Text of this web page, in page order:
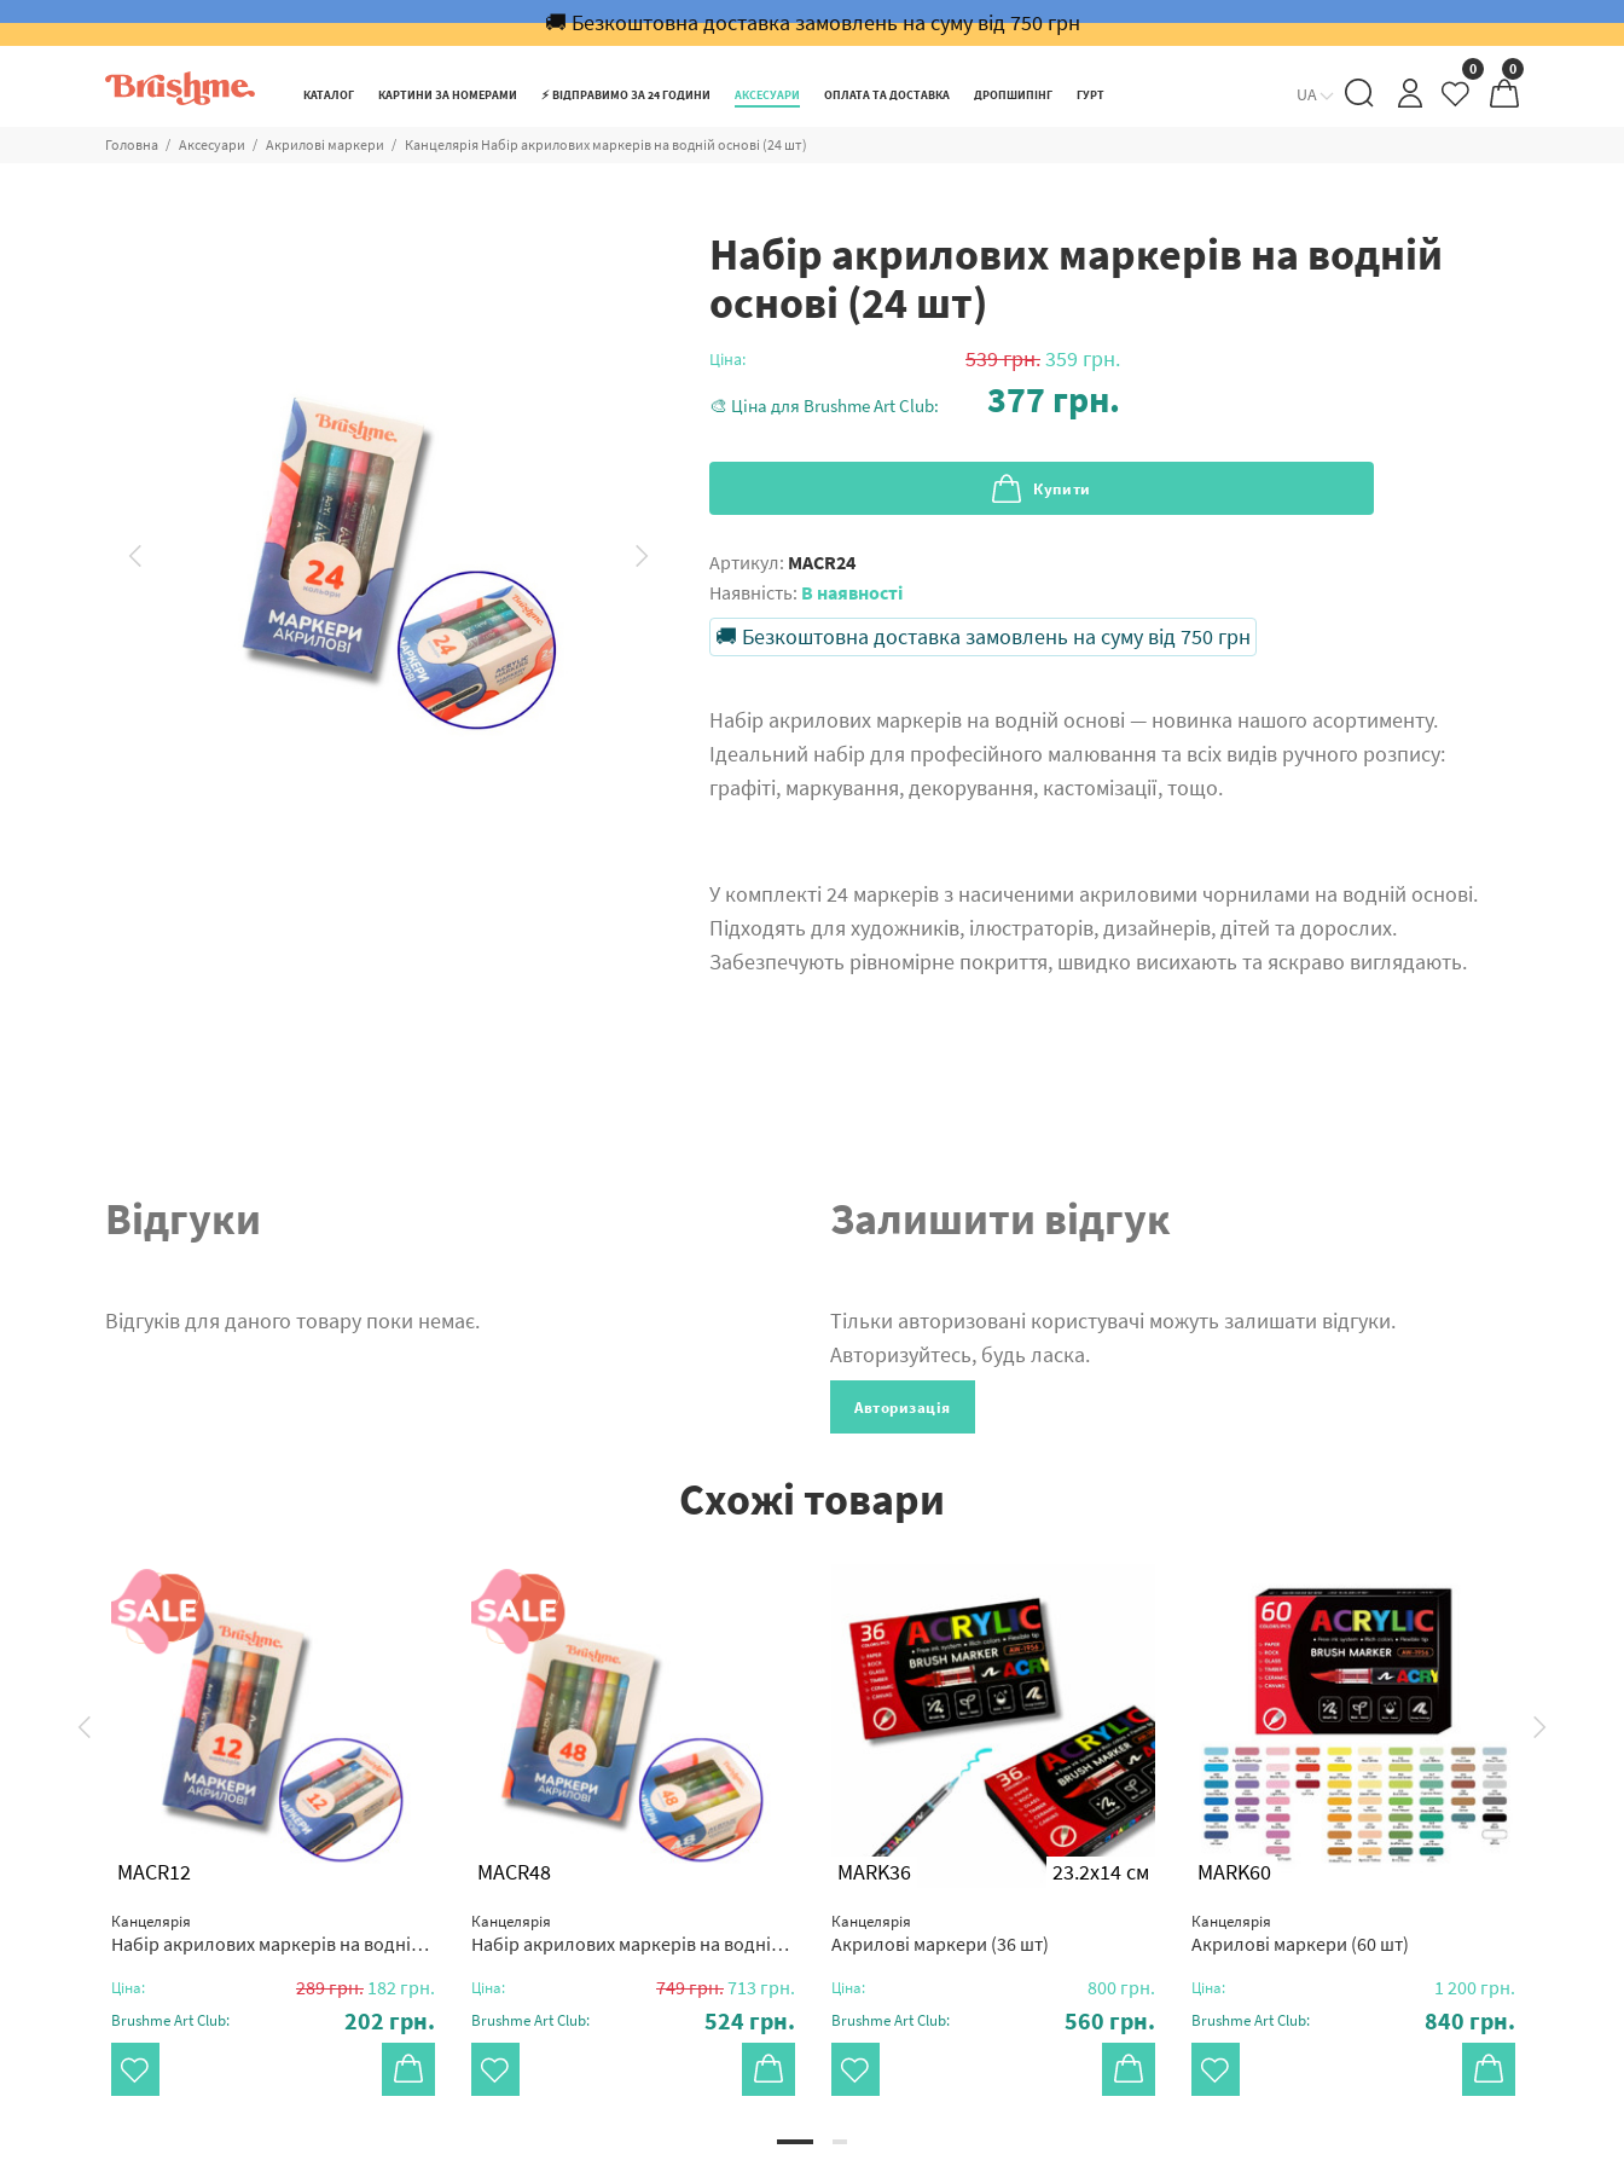
🚚 Безкоштовна доставка замовлень на суму від 750 грн
КАТАЛОГ КАРТИНИ ЗА НОМЕРАМИ ⚡️ ВІДПРАВИМО ЗА 24 ГОДИНИ АКСЕСУАРИ ОПЛАТА ТА ДОСТАВКА ДРОПШИПІНГ ГУРТ UA
0 0
Головна Аксесуари Акриловi маркери Канцелярія Набір акрилових маркерів на водній основі (24 шт)
Набір акрилових маркерів на водній
основі (24 шт)
Ціна: 539грн.359 грн.
🎨 Ціна для Brushme Art Club: 377 грн.
Купити
Артикул: MACR24
Наявність: В наявності
🚚 Безкоштовна доставка замовлень на суму від 750 грн
Набір акрилових маркерів на водній основі — новинка нашого асортименту.
Ідеальний набір для професійного малювання та всіх видів ручного розпису:
графіті, маркування, декорування, кастомізації, тощо.
У комплекті 24 маркерів з насиченими акриловими чорнилами на водній основі.
Підходять для художників, ілюстраторів, дизайнерів, дітей та дорослих.
Забезпечують рівномірне покриття, швидко висихають та яскраво виглядають.
Відгуки
Відгуків для даного товару поки немає.
Залишити відгук
Тільки авторизовані користувачі можуть залишати відгуки.
Авторизуйтесь, будь ласка.
Авторизація
Схожі товари
MACR12
Канцелярія
Набір акрилових маркерів на водній основі (12 шт)
Ціна: 289грн. 182 грн.
Brushme Art Club: 202 грн.
MACR48
Канцелярія
Набір акрилових маркерів на водній основі (48 шт)
Ціна: 749грн.713 грн.
Brushme Art Club: 524 грн.
MARK36 23.2x14 см
Канцелярія
Акрилові маркери (36 шт)
Ціна: 800 грн.
Brushme Art Club: 560 грн.
MARK60
Канцелярія
Акрилові маркери (60 шт)
Ціна: 1 200 грн.
Brushme Art Club: 840 грн.